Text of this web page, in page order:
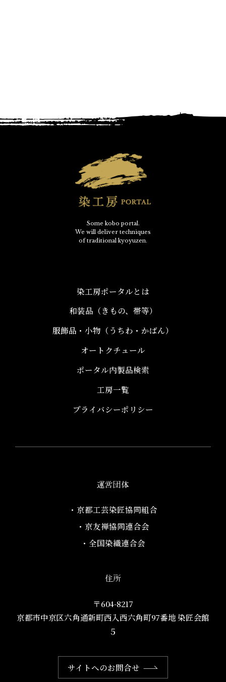
Some kobo portal.
We will deliver techniques
of traditional kyoyuzen.
染工房ポータルとは
和装品（きもの、帯等）​
服飾品・小物​（うちわ・かばん）
オートクチュール
ポータル内製品検索
工房一覧
プライバシーポリシー
運営団体
・京都工芸染匠協同組合​
・京友禅協同連合会
・全国染織連合会
住所
〒604-8217
京都市中京区六角通新町西入西六角町97番地​ 染匠会館
５
サイトへのお問合せ